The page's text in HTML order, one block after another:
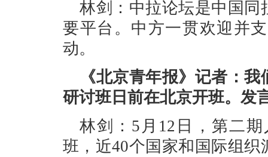
林剑：中拉论坛是中国同
要平台。中方一贯欢迎并
动。
《北京青年报》记者：
研讨班日前在北京开班。发
林剑：5月12日，第二
班，近40个国家和国际组